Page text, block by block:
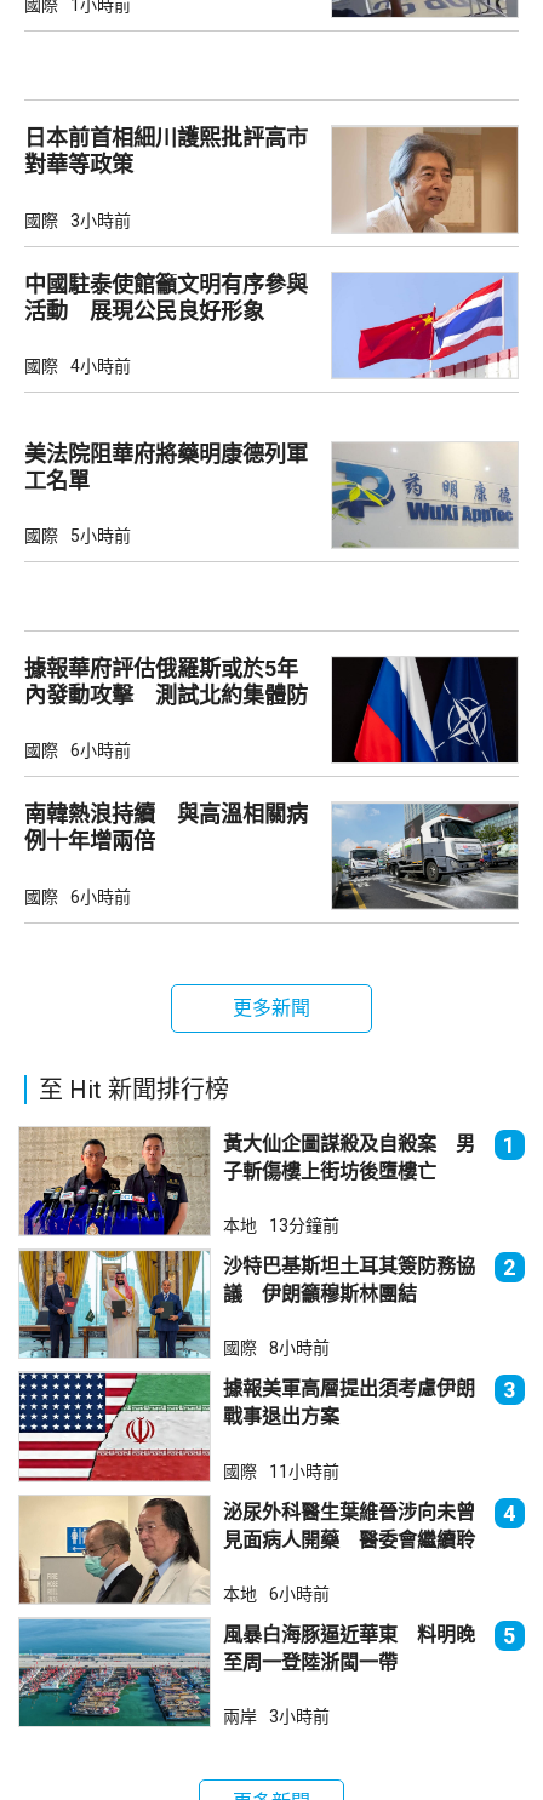
國際 1小時前
日本前首相細川護熙批評高市
對華等政策
國際 3小時前
中國駐泰使館籲文明有序參與
活動 展現公民良好形象
國際 4小時前
美法院阻華府將藥明康德列軍
工名單
國際 5小時前
據報華府評估俄羅斯或於5年
內發動攻擊 測試北約集體防
國際 6小時前
南韓熱浪持續 與高溫相關病
例十年增兩倍
國際 6小時前
更多新聞
至 Hit 新聞排行榜
黃大仙企圖謀殺及自殺案 男
子斬傷樓上街坊後墮樓亡
1
本地 13分鐘前
沙特巴基斯坦土耳其簽防務協
議 伊朗籲穆斯林團結
2
國際 8小時前
據報美軍高層提出須考慮伊朗
戰事退出方案
3
國際 11小時前
泌尿外科醫生葉維晉涉向未曾
見面病人開藥 醫委會繼續聆
4
本地 6小時前
風暴白海豚逼近華東 料明晚
至周一登陸浙閩一帶
5
兩岸 3小時前